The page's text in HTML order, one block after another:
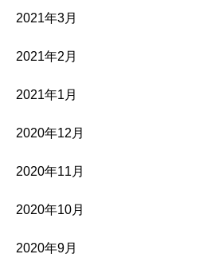
2021年3月
2021年2月
2021年1月
2020年12月
2020年11月
2020年10月
2020年9月